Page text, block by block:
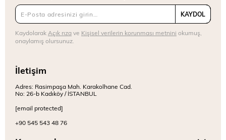
KAYDOL
Kaydolarak Açık rızave Kişisel verilerin korunması metnini okumuş,
onaylamış olursunuz.
İletişim
Adres: Rasimpaşa Mah. Karakolhane Cad.
No: 26-b Kadıköy / İSTANBUL
[email protected]
+90 545 543 48 76